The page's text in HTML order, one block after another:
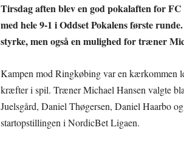
Tirsdag aften blev en god pokalaften for
med hele 9-1 i Oddset Pokalens første
styrke, men også en mulighed for træner
Kampen mod Ringkøbing var en kærkommen
kræfter i spil. Træner Michael Hansen valgte
Juelsgård, Daniel Thøgersen, Daniel Haarbo
startopstillingen i NordicBet Ligaen.